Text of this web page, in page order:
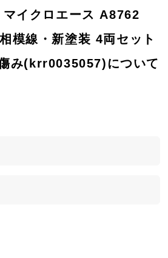
イクロエース A8762
模線・新塗装 4両セット
傷み(krr0035057)について